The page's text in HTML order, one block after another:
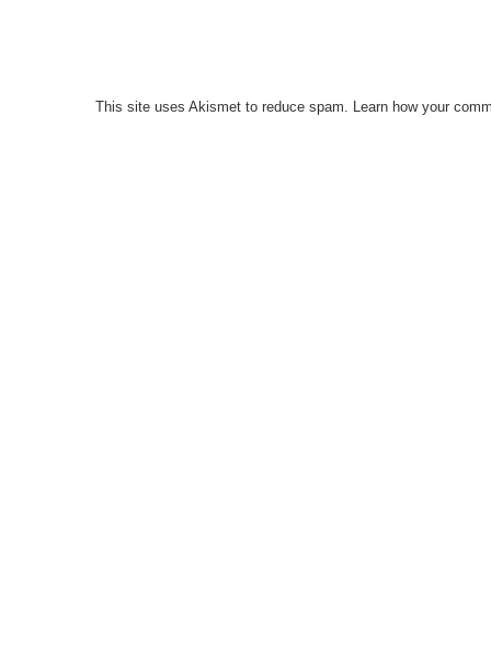
This site uses Akismet to reduce spam. Learn how your